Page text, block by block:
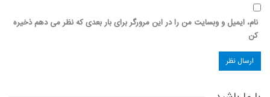
نام، ایمیل و وبسایت من را در این مرورگر برای بار بعدی که نظر می دهم ذخیره
کن